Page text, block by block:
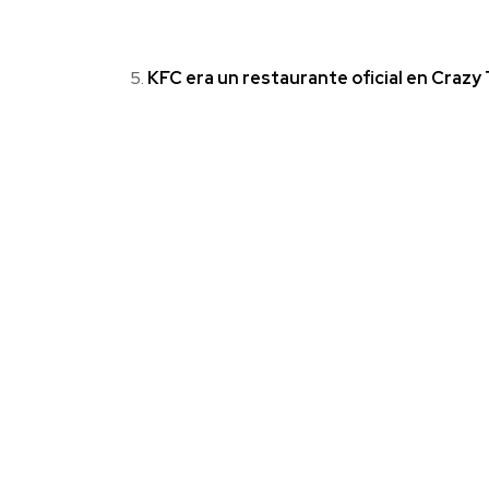
KFC era un restaurante oficial en Crazy